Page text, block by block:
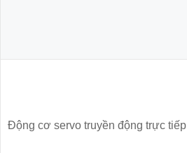
Động cơ servo truyền động trực tiếp